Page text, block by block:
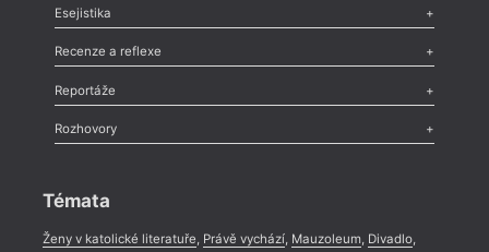
Odlesk
Nekrolog,Glosa,Sloupek,Pozvánka,Literární soutěž,
Esejistika
Esej ,Pádlo,Úvaha
Recenze a reflexe
Recenze
Méně slov o próze,Celá rubrika
Reportáže
Literární zítřky
Celá rubrika
Rozhovory
Témata
Ženy v katolické literatuře, Právě vychází, Mauzoleum, Divadlo,